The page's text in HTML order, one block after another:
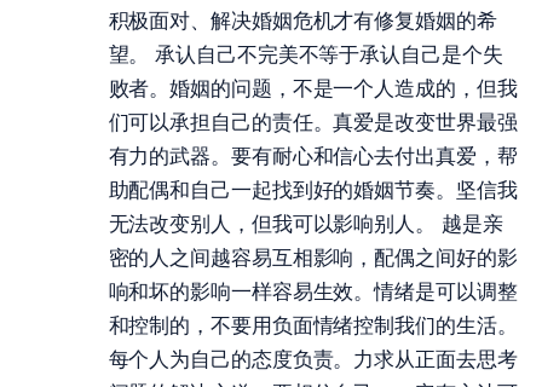
积极面对、解决婚姻危机才有修复婚姻的希
望。 承认自己不完美不等于承认自己是个失
败者。婚姻的问题，不是一个人造成的，但我
们可以承担自己的责任。真爱是改变世界最强
有力的武器。要有耐心和信心去付出真爱，帮
助配偶和自己一起找到好的婚姻节奏。坚信我
无法改变别人，但我可以影响别人。 越是亲
密的人之间越容易互相影响，配偶之间好的影
响和坏的影响一样容易生效。情绪是可以调整
和控制的，不要用负面情绪控制我们的生活。
每个人为自己的态度负责。力求从正面去思考